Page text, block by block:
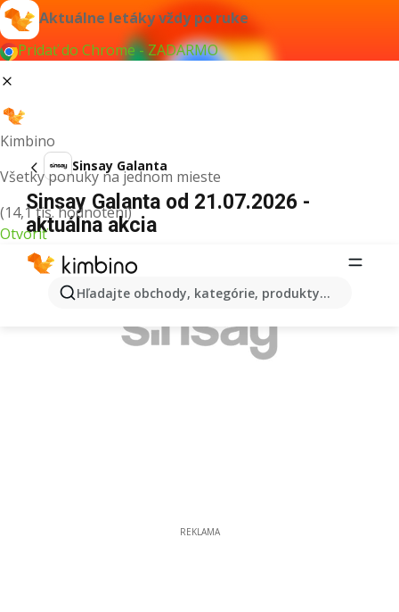
Aktuálne letáky vždy po ruke
Pridať do Chrome - ZADARMO
Kimbino
Všetky ponuky na jednom mieste
(14,1 tis. hodnotení)
Otvoriť
Hľadajte obchody, kategórie, produkty...
Sinsay Galanta
Sinsay Galanta od 21.07.2026 -
aktuálna akcia
REKLAMA